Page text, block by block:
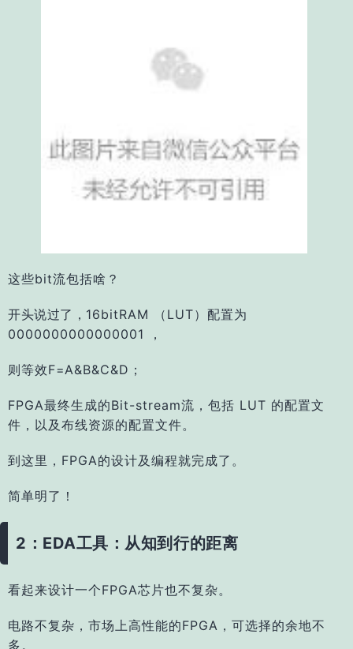
这些bit流包括啥？
开头说过了， 16bitRAM （LUT）配置为
0000000000000001 ，
则等效F=A&B&C&D；
FPGA最终生成的Bit-stream流， 包括 LUT 的配置文
件，以及布线资源的配置文件。
到这里，FPGA的设计及编程就完成了。
简单明了！
2：EDA工具：从知到行的距离
看起来设计一个FPGA芯片也不复杂。
电路不复杂，市场上高性能的FPGA，可选择的余地不
多。